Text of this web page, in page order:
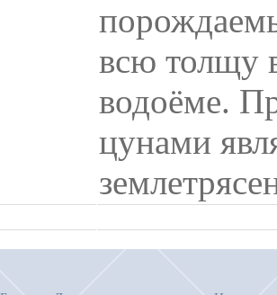
всю толщу
водоёме.
цунами